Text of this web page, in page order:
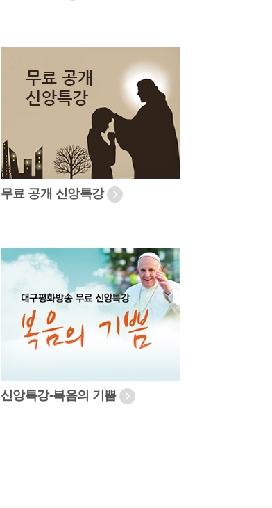
무료 공개 신앙특강
신앙특강-복음의 기쁨